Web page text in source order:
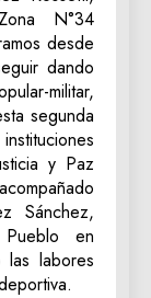
N°34
desde
dando
militar,
segunda
y Paz
Sánchez,
en
las labores